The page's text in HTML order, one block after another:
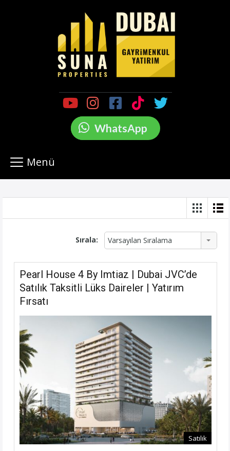
WhatsApp
Menü
Sırala: Varsayılan Sıralama
Pearl House 4 By Imtiaz | Dubai JVC’de
Satılık Taksitli Lüks Daireler | Yatırım
Fırsatı
Satılık